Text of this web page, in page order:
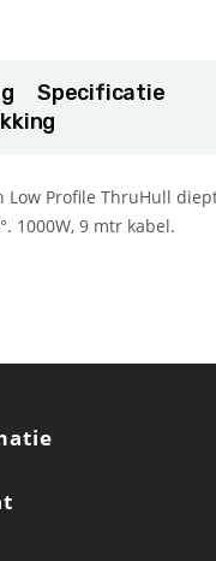
Specificatie
Low Profile ThruHull
1000W, 9 mtr kabel.